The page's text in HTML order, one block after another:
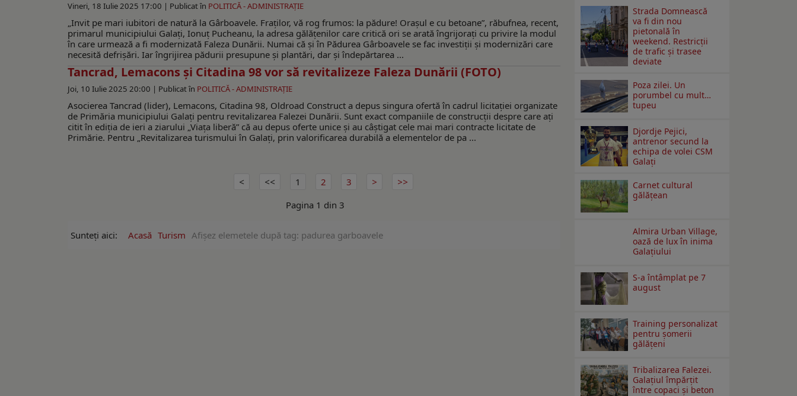
Vineri, 18 Iulie 2025 17:00 | Publicat în POLITICĂ - ADMINISTRAŢIE
„Invit pe mari iubitori de natură la Gârboavele. Fraților, vă rog frumos: la pădure! Orașul e cu betoane”, răbufnea, recent,
primarul municipiului Galaţi, Ionuţ Pucheanu, la adresa gălăţenilor care critică ori se arată îngrijoraţi cu privire la modul
în care urmează a fi modernizată Faleza Dunării. Numai că şi în Pădurea Gârboavele se fac investiţii şi modernizări care
necesită defrişări. Iar îngrijirea pădurii presupune şi plantări, dar şi îndepărtarea ...
Tancrad, Lemacons și Citadina 98 vor să revitalizeze Faleza Dunării (FOTO)
Joi, 10 Iulie 2025 20:00 | Publicat în POLITICĂ - ADMINISTRAŢIE
Asocierea Tancrad (lider), Lemacons, Citadina 98, Oldroad Construct a depus singura ofertă în cadrul licitației organizate
de Primăria municipiului Galați pentru revitalizarea Falezei Dunării. Sunt exact companiile de construcții despre care ați
citit în ediția de ieri a ziarului „Viața liberă” că au depus oferte unice și au câștigat cele mai mari contracte licitate de
Primărie. Pentru „Revitalizarea turismului în Galați, prin valorificarea durabilă a elementelor de pa ...
1 2
3
Pagina 1 din 3
Sunteți aici: Acasă Turism Afişez elemetele după tag: padurea garboavele
Strada Domnească
va fi din nou
pietonală în
weekend. Restricţii
de trafic şi trasee
deviate
Poza zilei. Un
porumbel cu mult…
tupeu
Djordje Pejici,
antrenor secund la
echipa de volei CSM
Galați
Carnet cultural
gălăţean
Almira Urban Village,
oază de lux în inima
Galațiului
S-a întâmplat pe 7
august
Training personalizat
pentru șomerii
gălățeni
Tribalizarea Falezei.
Galațiul împărțit
între copaci și beton